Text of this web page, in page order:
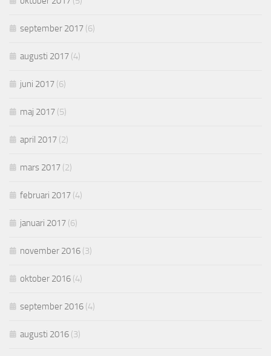
september 2017 (6)
augusti 2017 (4)
juni 2017 (6)
maj 2017 (5)
april 2017 (2)
mars 2017 (2)
februari 2017 (4)
januari 2017 (6)
november 2016 (3)
oktober 2016 (4)
september 2016 (4)
augusti 2016 (3)